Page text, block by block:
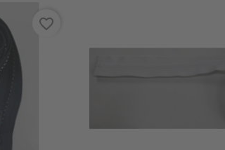
favorite_border